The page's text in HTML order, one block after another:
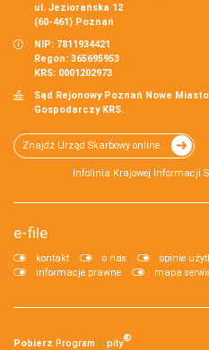
ul. Jeziorańska 12
(60-461) Poznań
NIP: 7811934421
Regon: 365695953
KRS: 0001202973
Sąd Rejonowy Poznań Nowe
Gospodarczy KRS.
Znajdź Urząd Skarbowy online
Infolinia Krajowej Informacji
e-file
kontakt o nas opinie
informacje prawne
mapa
Pobierz Program e‑pity®